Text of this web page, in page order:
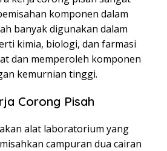
komponen dalam
banyak digunakan dalam
kimia, biologi, dan farmasi
dan memperoleh komponen
kemurnian tinggi.
Corong Pisah
alat laboratorium yang
campuran dua cairan